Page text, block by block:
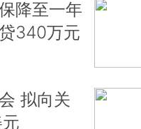
降至一年
340万元
拟向关